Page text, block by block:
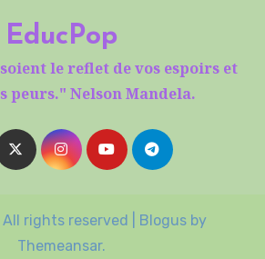
EducPop
le reflet de vos espoirs et
peurs." Nelson Mandela.
rights reserved Blogus by
Themeansar.